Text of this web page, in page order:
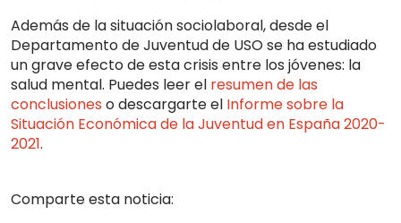
Además de la situación sociolaboral, desde el
Departamento de Juventud de USO se ha estudiado
un grave efecto de esta crisis entre los jóvenes: la
salud mental. Puedes leer el resumen de las
conclusiones o descargarte el Informe sobre la
Situación Económica de la Juventud en España 2020-
2021.
Comparte esta noticia: